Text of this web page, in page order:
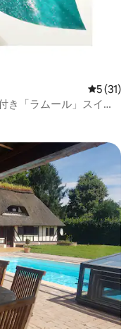
レビュー
5 (31)
き「ラムール」スイー